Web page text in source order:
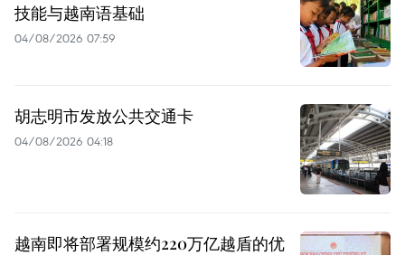
技能与越南语基础
04/08/2026 07:59
胡志明市发放公共交通卡
04/08/2026 04:18
越南即将部署规模约220万亿越盾的优